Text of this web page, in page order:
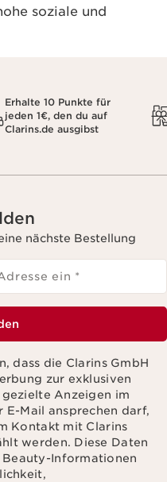
soziale und
Erhalte 10 Punkte für
jeden 1€, den du auf
Clarins.de ausgibst
nächste Bestellung
ein *
dass die Clarins GmbH
zur exklusiven
Anzeigen im
Mail ansprechen darf,
Kontakt mit Clarins
werden. Diese Daten
Beauty-Informationen